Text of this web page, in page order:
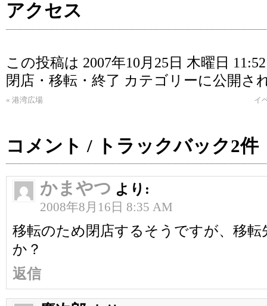
アクセス
この投稿は 2007年10月25日 木曜日
閉店・移転・終了 カテゴリーに公開さ
« 港湾広場 イ
コメント / トラックバック2件
かまやつ より:
2008年8月16日 8:35 AM
移転のため閉店するそうですが、移
か？
返信